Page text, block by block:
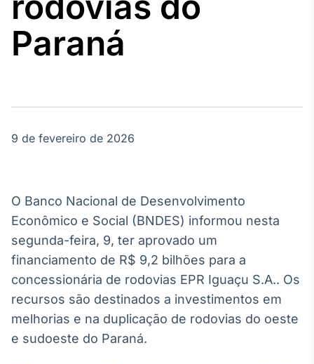
Agro
Broadcast
Energia
O setor de
energia elétrica
Broadcast
Paraná
9 de fevereiro de 2026
O Banco Nacional de Desenvolvimento
Econômico e Social (BNDES) informou nesta
segunda-feira, 9, ter aprovado um
financiamento de R$ 9,2 bilhões para a
concessionária de rodovias EPR Iguaçu S.A.. Os
recursos são destinados a investimentos em
melhorias e na duplicação de rodovias do oeste
e sudoeste do Paraná.